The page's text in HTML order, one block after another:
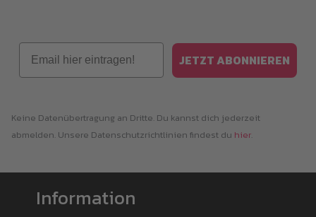
Email
JETZT ABONNIEREN
Keine Datenübertragung an Dritte. Du kannst dich jederzeit
abmelden. Unsere Datenschutzrichtlinien findest du hier.
Information